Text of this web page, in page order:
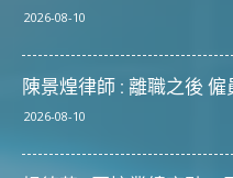
2026-08-10
陳景煌律師 : 離職之後
2026-08-10